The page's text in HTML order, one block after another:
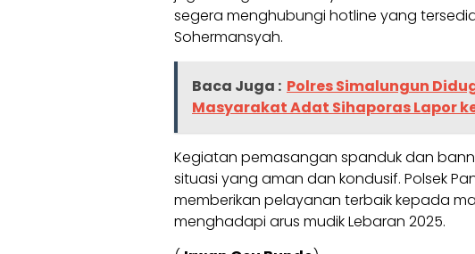
segera menghubungi hotline yang
Sohermansyah.
Baca Juga : Polres Simalungun
Masyarakat Adat Sihaporas Lapor
Kegiatan pemasangan spanduk dan
situasi yang aman dan kondusif. Polsek
memberikan pelayanan terbaik kepada
menghadapi arus mudik Lebaran 2025.